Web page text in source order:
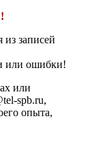
из записей
или ошибки!
или
spb.ru,
опыта,